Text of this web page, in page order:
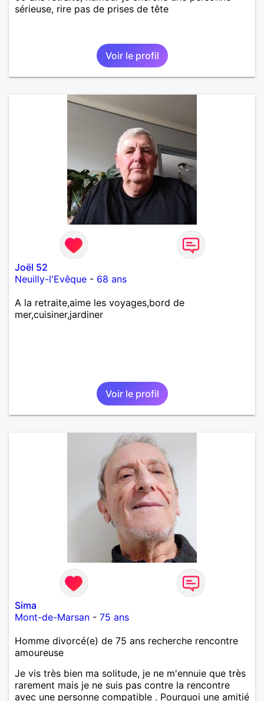
sérieuse, rire pas de prises de tête
Voir le profil
Joël 52
Neuilly-l'Evêque - 68 ans
A la retraite,aime les voyages,bord de
mer,cuisiner,jardiner
Voir le profil
Sima
Mont-de-Marsan - 75 ans
Homme divorcé(e) de 75 ans recherche rencontre
amoureuse
Je vis très bien ma solitude, je ne m'ennuie que très
rarement mais je ne suis pas contre la rencontre
avec une personne compatible . Pourquoi une amitié